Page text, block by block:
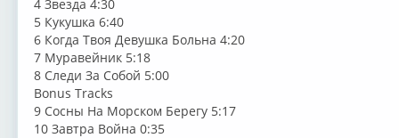
4 Звезда 4:30
5 Кукушка 6:40
6 Когда Твоя Девушка Больна 4:20
7 Муравейник 5:18
8 Следи За Собой 5:00
Bonus Tracks
9 Сосны На Морском Берегу 5:17
10 Завтра Война 0:35